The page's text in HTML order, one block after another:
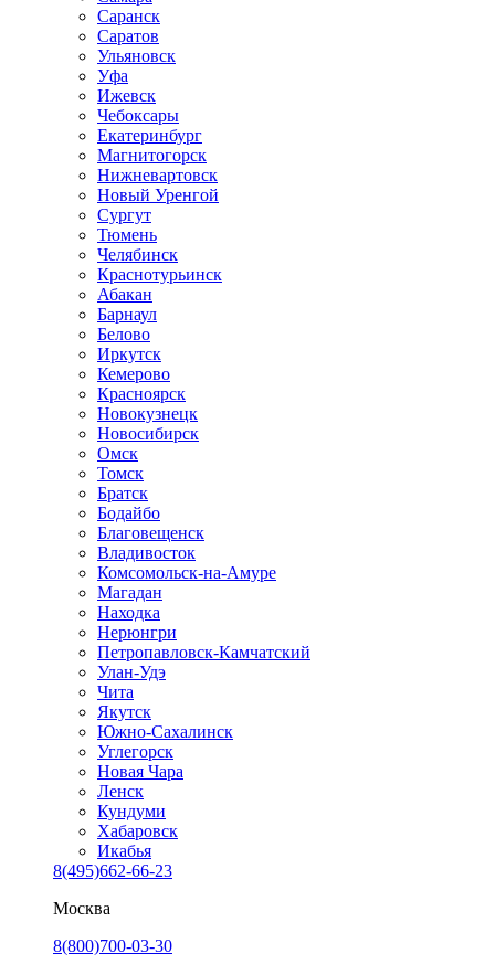
Саранск
Саратов
Ульяновск
Уфа
Ижевск
Чебоксары
Екатеринбург
Магнитогорск
Нижневартовск
Новый Уренгой
Сургут
Тюмень
Челябинск
Краснотурьинск
Абакан
Барнаул
Белово
Иркутск
Кемерово
Красноярск
Новокузнецк
Новосибирск
Омск
Томск
Братск
Бодайбо
Благовещенск
Владивосток
Комсомольск-на-Амуре
Магадан
Находка
Нерюнгри
Петропавловск-Камчатский
Улан-Удэ
Чита
Якутск
Южно-Сахалинск
Углегорск
Новая Чара
Ленск
Кундуми
Хабаровск
Икабья
8(495)662-66-23
Москва
8(800)700-03-30